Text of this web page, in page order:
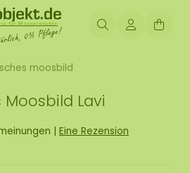
moosbild
Lavi
| Eine Rezension